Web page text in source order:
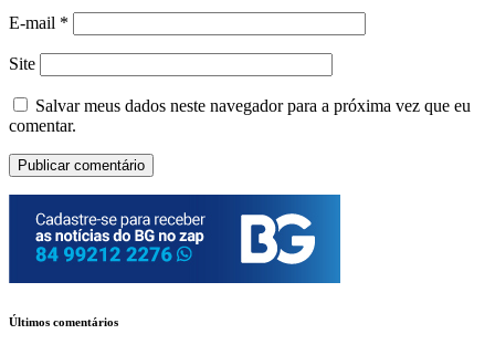
E-mail *
Site
Salvar meus dados neste navegador para a próxima vez que eu
comentar.
Últimos comentários